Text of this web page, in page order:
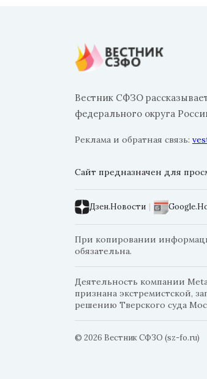
Вестник СФЗО
федерального округа
Реклама и обратная связь:
Сайт предназначен для
Дзен.Новости |
При копировании
обязательна.
Деятельность компании
признана экстремистской,
решению Тверского суда
© 2026 Вестник СФЗО (sz-fo.ru)